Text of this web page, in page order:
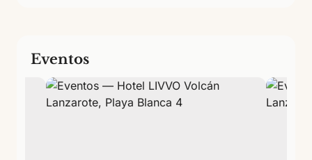
Eventos